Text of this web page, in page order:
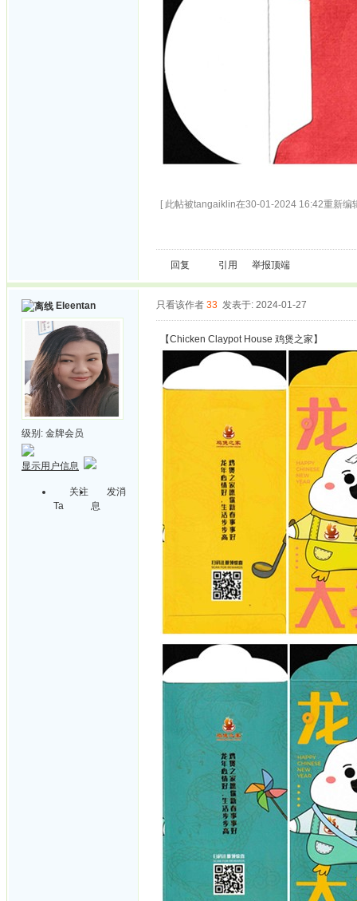
[ 此帖被tangaiklin在30-01-2024 16:42重新编
回复 引用 举报顶端
Eleentan
级别: 金牌会员
显示用户信息
关注
Ta
发消
息
只看该作者 33 发表于: 2024-01-27
【Chicken Claypot House 鸡煲之家】